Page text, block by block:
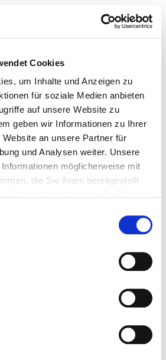
Cookies
um Inhalte und Anzeigen zu
für soziale Medien anbieten
auf unsere Website zu
geben wir Informationen zu Ihrer
an unsere Partner für
und Analysen weiter. Unsere
möglicherweise mit
die Sie ihnen bereitgestellt